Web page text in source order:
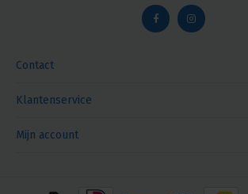
Contact
Klantenservice
Mijn account